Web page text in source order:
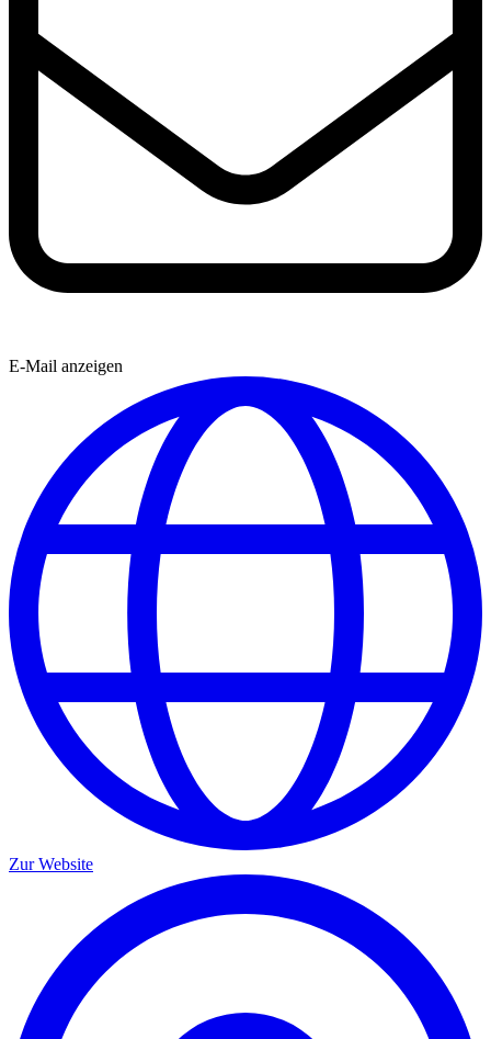
E-Mail anzeigen
Zur Website